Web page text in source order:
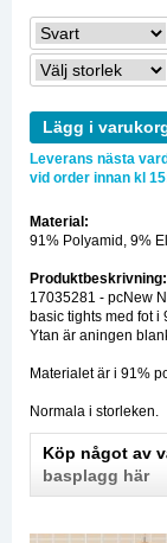
Lägg i
Leverans nästa
vid order innan kl
Material:
91% Polyamid, 9%
Produktbeskrivning:
17035281 - pcNew
basic tights med fot i
Ytan är aningen
Materialet är i 91%
Normala i storleken.
Köp något av
basplagg här